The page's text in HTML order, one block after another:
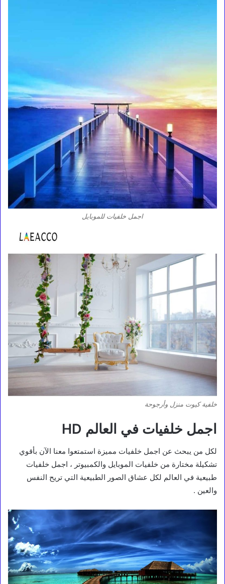
اجمل خلفيات للموبايل
خلفية كيوت منزل وأرجوحة
اجمل خلفيات في العالم HD
لكل من يبحث عن اجمل خلفيات مميزة استمتعوا معنا الآن بأقوي
تشكيلة مختارة من خلفيات الموبايل والكمبيوتر ، اجمل خلفيات
طبيعية في العالم لكل عشاق الصور الطبيعية التي تريح النفس
والعين .